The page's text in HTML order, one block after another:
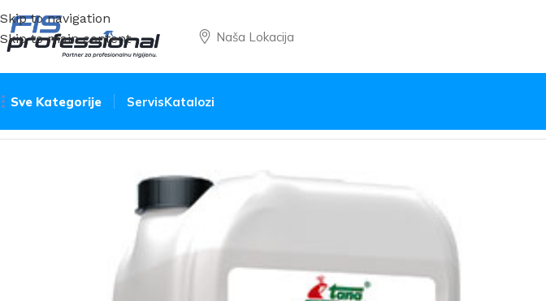
Skip to navigation
Skip to main content
Naša Lokacija
Sve Kategorije ServisKatalozi